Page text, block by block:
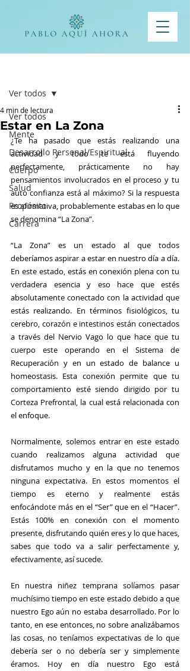
Ver todos
Mente
Desarrollo Personal/Espiritual
Cuerpo
Salud
Propósito
Carrera
Ver todos
Estar en La Zona
4 min de lectura
¿Te ha pasado que estás realizando una
actividad y todo te está fluyendo
perfectamente, prácticamente no hay
pensamientos involucrados en el proceso y tu
auto confianza está al máximo? Si la respuesta
es afirmativa, probablemente estabas en lo que
se denomina “La Zona”.
“La Zona” es un estado al que todos
deberíamos aspirar a estar en nuestro día a día.
En este estado, estás en conexión plena con tu
verdadera esencia y eso hace que estés
absolutamente conectado con la actividad que
estás realizando. En términos fisiológicos, tu
cerebro, corazón e intestinos están conectados
a través del Nervio Vago lo que hace que tu
cuerpo este operando en el Sistema de
Recuperación y en un estado de balance u
homeostasis. Esta conexión permite que tu
comportamiento esté siendo dirigido por tu
Corteza Prefrontal, la cual está relacionada con
el enfoque.
Normalmente, solemos entrar en este estado
cuando realizamos alguna actividad que
disfrutamos mucho y en la que no tenemos
ninguna expectativa. En estos momentos el
tiempo es eterno y realmente estás
enfocándote más en el “Ser” que en el “Hacer”.
Estás 100% en conexión con el momento
presente, disfrutando quién eres y lo que haces,
sabes que todo va a salir perfectamente y,
efectivamente, así sucede.
En nuestra niñez temprana solíamos pasar
muchísimo tiempo en este estado debido a que
nuestro Ego aún no estaba desarrollado. Por lo
tanto, en ese entonces, no sobre analizábamos
las cosas, no teníamos expectativas de lo que
debería ser o no debería ser y simplemente
éramos. Hoy en día nuestro Ego está